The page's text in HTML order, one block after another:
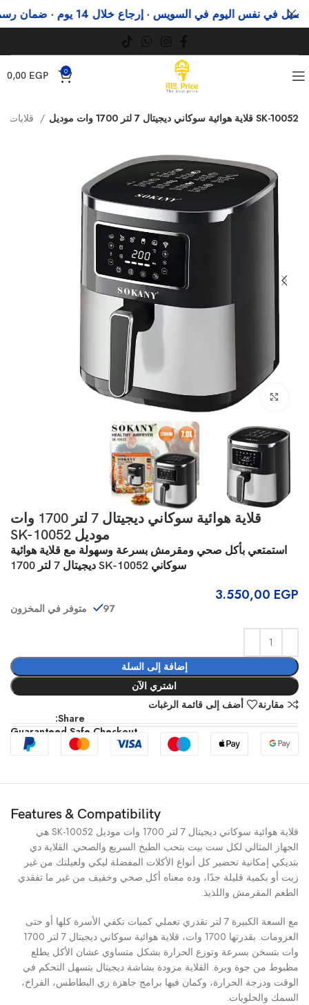
0
0,00 EGP
قلاية هوائية سوكاني ديجيتال 7 لتر 1700 وات موديل SK-10052
انقر للتكبير
قلاية هوائية سوكاني ديجيتال 7 لتر 1700 وات
موديل SK-10052
استمتعي بأكل صحي ومقرمش بسرعة وسهولة مع قلاية هوائية
سوكاني SK-10052 ديجيتال 7 لتر 1700
3.550,00 EGP
97 متوفر في المخزون
إضافة إلى السلة
اشتري الآن
مقارنة
أضف إلى قائمة الرغبات
Share:
Guaranteed Safe Checkout
Features & Compatibility
قلاية هوائية سوكاني ديجيتال 7 لتر 1700 وات موديل SK-10052 هي
الجهاز المثالي لكل ست بيت بتحب الطبخ السريع والصحي. القلاية دي
بتديكي إمكانية تحضير كل أنواع الأكلات المفضلة ليكي ولعيلتك من غير
زيت أو بكمية قليلة جدًا، وده معناه أكل صحي وخفيف من غير ما تفقدي
الطعم المقرمش واللذيذ.
مع السعة الكبيرة 7 لتر تقدري تعملي كميات تكفي الأسرة كلها أو حتى
العزومات. بقدرتها 1700 وات، قلاية هوائية سوكاني ديجيتال 7 لتر 1700
وات بتسخن بسرعة وتوزع الحرارة بشكل متساوي عشان الأكل يطلع
مظبوط من جوة وبرة. القلاية مزودة بشاشة ديجيتال بتسهل التحكم في
الوقت ودرجة الحرارة، وكمان فيها برامج جاهزة زي البطاطس، الفراخ،
السمك والحلويات.
في نفس اليوم في السويس · إرجاع خلال 14 يوم · ضمان رسمي